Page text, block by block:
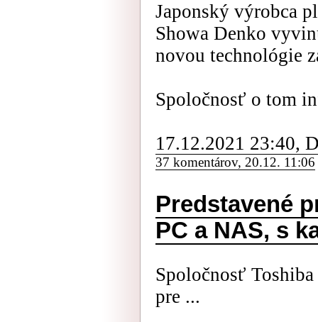
Japonský výrobca
Showa Denko
novou technológie
Spoločnosť o tom
17.12.2021 23:40,
37 komentárov, 20.12. 11:06
Predstavené
PC a NAS, s
Spoločnosť
pre ...